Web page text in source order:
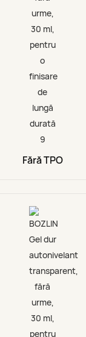
Fără TPO